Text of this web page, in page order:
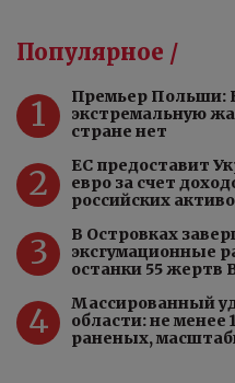
Популярное /
1
Премьер Польши:
экстремальную
стране нет
2
ЕС предоставит
евро за счет
российских
3
В Островках
эксгумационные
останки 55 жертв
4
Массированный
области: не менее
раненых,